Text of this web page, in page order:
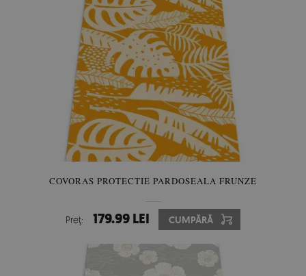
COVORAS PROTECTIE PARDOSEALA FRUNZE
Preţ: 179.99 LEI CUMPĂRĂ